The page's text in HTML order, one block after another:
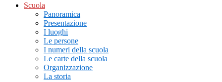
Scuola
Panoramica
Presentazione
I luoghi
Le persone
I numeri della scuola
Le carte della scuola
Organizzazione
La storia